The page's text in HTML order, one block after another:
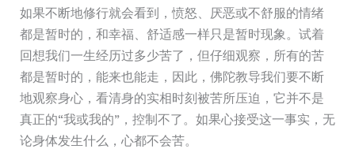
如果不断地修行就会看到，愤怒、厌恶或不舒服的情绪
都是暂时的，和幸福、舒适感一样只是暂时现象。试着
回想我们一生经历过多少苦了，但仔细观察，所有的苦
都是暂时的，能来也能走，因此，佛陀教导我们要不断
地观察身心，看清身的实相时刻被苦所压迫，它并不是
真正的“我或我的”，控制不了。如果心接受这一事实，无
论身体发生什么，心都不会苦。